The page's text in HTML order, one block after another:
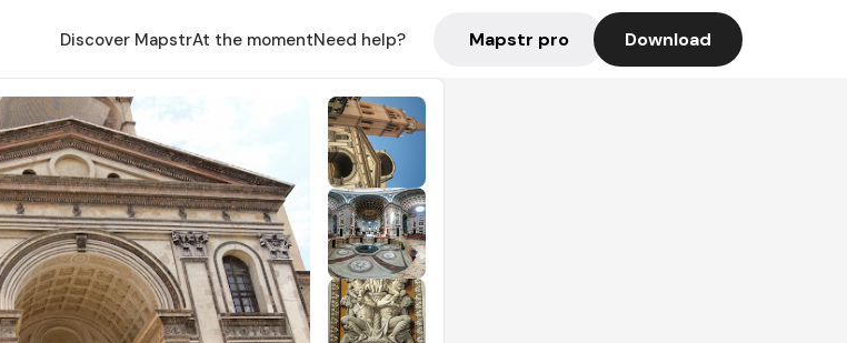
Discover MapstrAt the momentNeed help? Mapstr pro Download